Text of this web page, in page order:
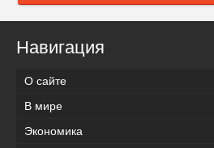
Навигация
О сайте
В мире
Экономика